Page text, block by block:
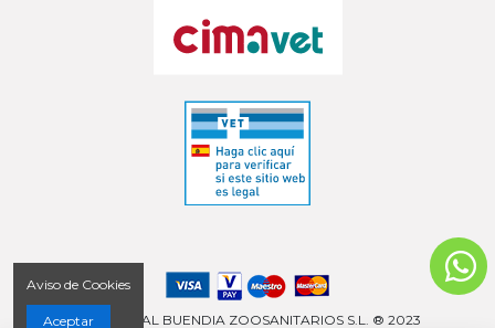
COMERCIAL BUENDIA ZOOSANITARIOS S.L. ® 2023
Aviso de Cookies
Aceptar